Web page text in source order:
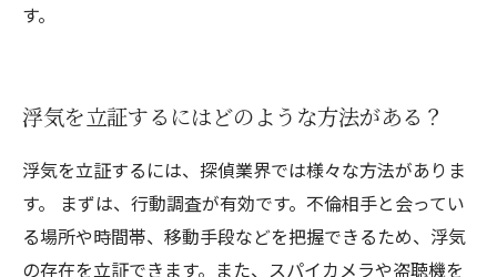
す。
浮気を立証するにはどのような方法がある？
浮気を立証するには、探偵業界では様々な方法がありま
す。 まずは、行動調査が有効です。不倫相手と会ってい
る場所や時間帯、移動手段などを把握できるため、浮気
の存在を立証できます。また、スパイカメラや盗聴機を